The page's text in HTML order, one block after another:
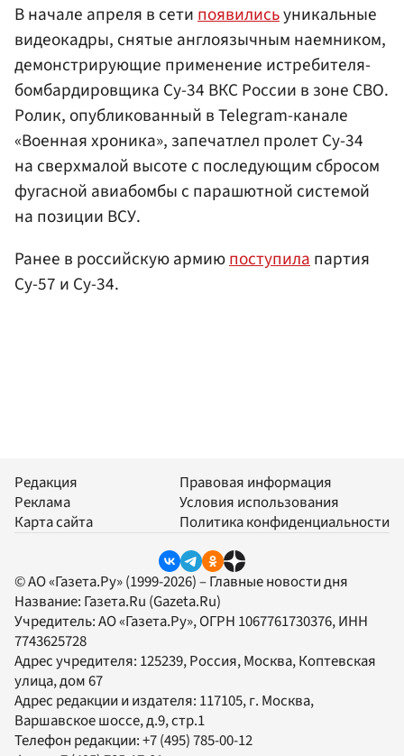
В начале апреля в сетипоявилисьуникальные
видеокадры, снятые англоязычным наемником,
демонстрирующие применение истребителя-
бомбардировщика Су-34 ВКС России в зоне СВО.
Ролик, опубликованный в Telegram-канале
«Военная хроника», запечатлел пролет Су-34
на сверхмалой высоте с последующим сбросом
фугасной авиабомбы с парашютной системой
на позиции ВСУ.
Ранее в российскую армиюпоступилапартия
Су-57 и Су-34.
Редакция
Реклама
Карта сайта
Правовая информация
Условия использования
Политика конфиденциальности
© АО «Газета.Ру» (1999-2026) – Главные новости дня
Название: Газета.Ru (Gazeta.Ru)
Учредитель:АО «Газета.Ру», ОГРН 1067761730376, ИНН
7743625728
Адрес учредителя: 125239, Россия, Москва, Коптевская
улица, дом 67
Адрес редакции и издателя: 117105, г. Москва,
Варшавское шоссе, д.9, стр.1
Телефон редакции:+7 (495) 785-00-12